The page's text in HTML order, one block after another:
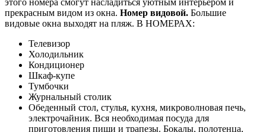
этого номера смогут насладиться уютным интерьером и
прекрасным видом из окна. Номер видовой. Большие
видовые окна выходят на пляж. В НОМЕРАХ:
Телевизор
Холодильник
Кондиционер
Шкаф-купе
Тумбочки
Журнальный столик
Обеденный стол, стулья, кухня, микроволновая печь,
электрочайник. Вся необходимая посуда для
приготовления пищи и трапезы. Бокалы, полотенца,